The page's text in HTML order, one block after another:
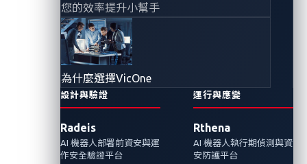
您的效率提升小幫手
為什麼選擇VicOne
設計與驗證
Radeis
AI 機器人部署前資安與運
作安全驗證平台
運行與應變
Rthena
AI 機器人執行期偵測與資
安防護平台